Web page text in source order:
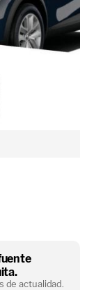
actualidad.